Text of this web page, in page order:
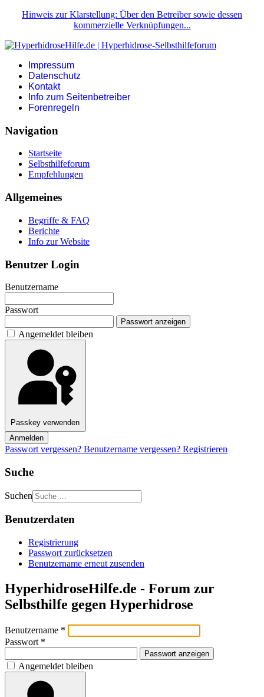
Hinweis zur Klarstellung: Über den Betreiber sowie dessen
kommerzielle Verknüpfungen...
Impressum
Datenschutz
Kontakt
Info zum Seitenbetreiber
Forenregeln
Navigation
Startseite
Selbsthilfeforum
Empfehlungen
Allgemeines
Begriffe & FAQ
Berichte
Info zur Website
Benutzer Login
Benutzername
Passwort
Passwort anzeigen
Angemeldet bleiben
Passkey verwenden
Anmelden
Passwort vergessen? Benutzername vergessen? Registrieren
Suche
Suchen
Benutzerdaten
Registrierung
Passwort zurücksetzen
Benutzername erneut zusenden
HyperhidroseHilfe.de - Forum zur
Selbsthilfe gegen Hyperhidrose
Benutzername *
Passwort *
Passwort anzeigen
Angemeldet bleiben